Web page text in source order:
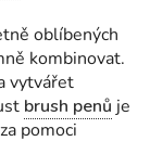
oblíbených
kombinovat.
vytvářet
brush penů je
pomoci